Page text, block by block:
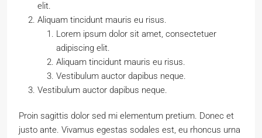
elit.
Aliquam tincidunt mauris eu risus.
Lorem ipsum dolor sit amet, consectetuer
adipiscing elit.
Aliquam tincidunt mauris eu risus.
Vestibulum auctor dapibus neque.
Vestibulum auctor dapibus neque.
Proin sagittis dolor sed mi elementum pretium. Donec et
justo ante. Vivamus egestas sodales est, eu rhoncus urna